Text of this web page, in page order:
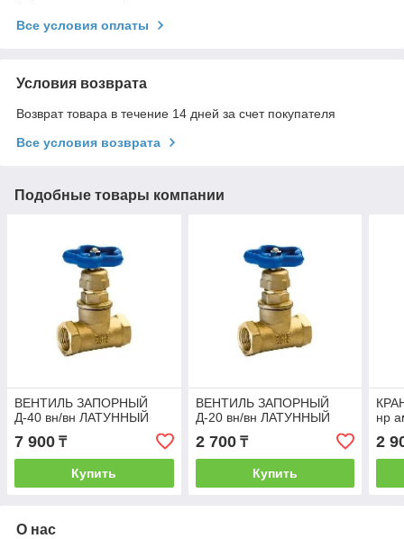
Все условия оплаты
Условия возврата
Возврат товара в течение 14 дней за счет покупателя
Все условия возврата
Подобные товары компании
ВЕНТИЛЬ ЗАПОРНЫЙ
Д-40 вн/вн ЛАТУННЫЙ
7 900 ₸
Купить
ВЕНТИЛЬ ЗАПОРНЫЙ
Д-20 вн/вн ЛАТУННЫЙ
2 700₸
Купить
нр
2
О нас